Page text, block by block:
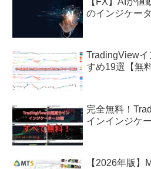
のインジケー
TradingView
すめ19選【無料
完全無料！
インインジケ
【2026年版】